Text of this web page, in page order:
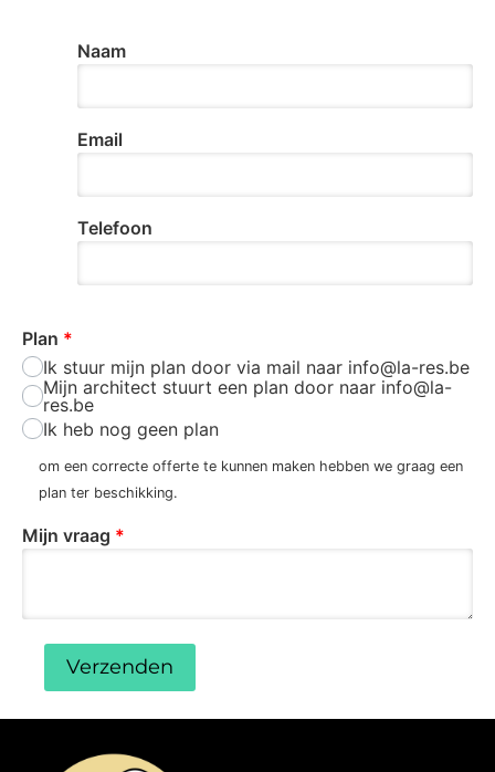
Naam
Email
Telefoon
Plan *
Ik stuur mijn plan door via mail naar info@la-res.be
Mijn architect stuurt een plan door naar info@la-
res.be
Ik heb nog geen plan
om een correcte offerte te kunnen maken hebben we graag een
plan ter beschikking.
Mijn vraag *
Verzenden